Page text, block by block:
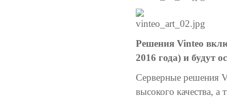
Решения Vinteo
2016 года) и будут
Серверные решения
высокого качества,